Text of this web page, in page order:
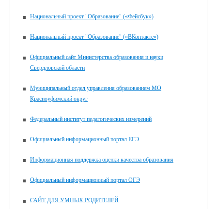
Национальный проект "Образование" («Фейсбук»)
Национальный проект "Образование" («ВКонтакте»)
Официальный сайт Министерства образования и науки
Свердловской области
Муниципальный отдел управления образованием МО
Красноуфимский округ
Федеральный институт педагогических измерений
Официальный информационный портал ЕГЭ
Информационная поддержка оценки качества образования
Официальный информационный портал ОГЭ
САЙТ ДЛЯ УМНЫХ РОДИТЕЛЕЙ